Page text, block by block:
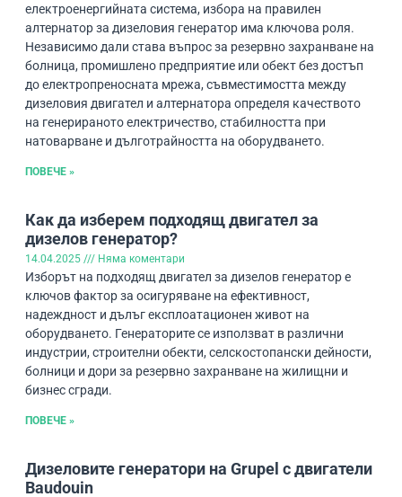
електроенергийната система, избора на правилен
алтернатор за дизеловия генератор има ключова роля.
Независимо дали става въпрос за резервно захранване на
болница, промишлено предприятие или обект без достъп
до електропреносната мрежа, съвместимостта между
дизеловия двигател и алтернатора определя качеството
на генерираното електричество, стабилността при
натоварване и дълготрайността на оборудването.
ПОВЕЧЕ »
Как да изберем подходящ двигател за
дизелов генератор?
14.04.2025 Няма коментари
Изборът на подходящ двигател за дизелов генератор е
ключов фактор за осигуряване на ефективност,
надеждност и дълъг експлоатационен живот на
оборудването. Генераторите се използват в различни
индустрии, строителни обекти, селскостопански дейности,
болници и дори за резервно захранване на жилищни и
бизнес сгради.
ПОВЕЧЕ »
Дизеловите генератори на Grupel с двигатели
Baudouin